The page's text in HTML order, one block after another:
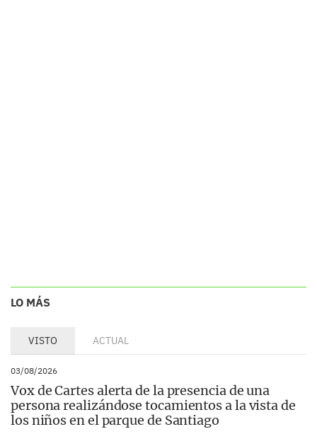
LO MÁS
VISTO ACTUAL
03/08/2026
Vox de Cartes alerta de la presencia de una
persona realizándose tocamientos a la vista de
los niños en el parque de Santiago